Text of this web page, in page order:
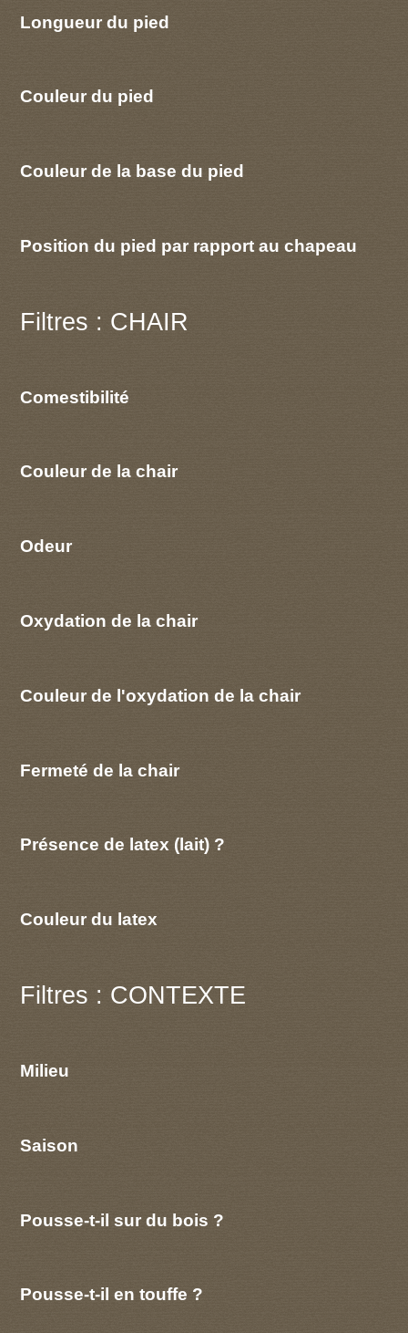
Longueur du pied
Couleur du pied
Couleur de la base du pied
Position du pied par rapport au chapeau
Filtres : CHAIR
Comestibilité
Couleur de la chair
Odeur
Oxydation de la chair
Couleur de l'oxydation de la chair
Fermeté de la chair
Présence de latex (lait) ?
Couleur du latex
Filtres : CONTEXTE
Milieu
Saison
Pousse-t-il sur du bois ?
Pousse-t-il en touffe ?